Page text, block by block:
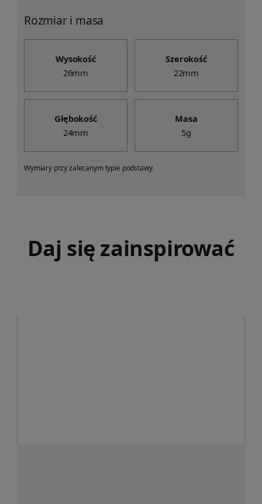
Rozmiar i masa
Wysokość
26mm
Szerokość
22mm
Głębokość
24mm
Masa
5g
Wymiary przy zalecanym typie podstawy.
Daj się zainspirować